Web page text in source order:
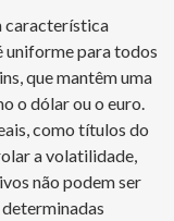
característica
uniforme para todos
que mantêm uma
o dólar ou o euro.
como títulos do
a volatilidade,
não podem ser